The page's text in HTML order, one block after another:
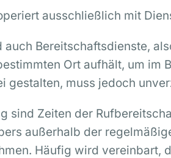
ausschließlich mit
Bereitschaftsdienste,
Ort aufhält, um im
gestalten, muss jedoch
sind Zeiten der
außerhalb der
Häufig wird vereinbart,